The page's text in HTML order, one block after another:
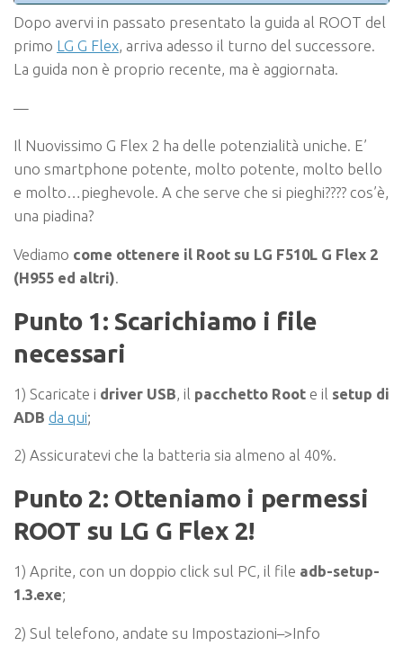
Dopo avervi in passato presentato la guida al ROOT del
primo LG G Flex, arriva adesso il turno del successore.
La guida non è proprio recente, ma è aggiornata.
—
Il Nuovissimo G Flex 2 ha delle potenzialità uniche. E’
uno smartphone potente, molto potente, molto bello
e molto…pieghevole. A che serve che si pieghi???? cos’è,
una piadina?
Vediamo come ottenere il Root su LG F510L G Flex 2
(H955 ed altri).
Punto 1: Scarichiamo i file
necessari
1) Scaricate i driver USB , il pacchetto Root e il setup di
ADB da qui;
2) Assicuratevi che la batteria sia almeno al 40%.
Punto 2: Otteniamo i permessi
ROOT su LG G Flex 2!
1) Aprite, con un doppio click sul PC, il file adb-setup-
1.3.exe;
2) Sul telefono, andate su Impostazioni–>Info